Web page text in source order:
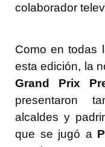
colaborador
Como en todas
esta edición, la
Grand Prix
presentaron
alcaldes y
que se jugó a